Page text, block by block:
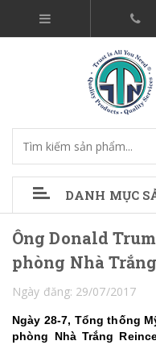
DANH MỤC
Ông Donald
phòng Nhà Trắng
Ngày đăng: 29/07/2017
Ngày 28-7, Tổng thống
phòng Nhà Trắng